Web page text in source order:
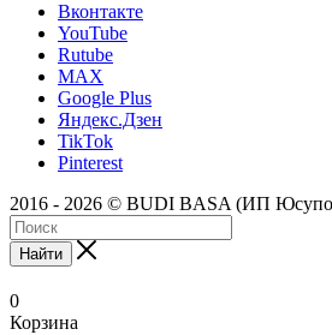
Вконтакте
YouTube
Rutube
MAX
Google Plus
Яндекс.Дзен
TikTok
Pinterest
2016 - 2026 © BUDI BASA (ИП
Найти
0
Корзина